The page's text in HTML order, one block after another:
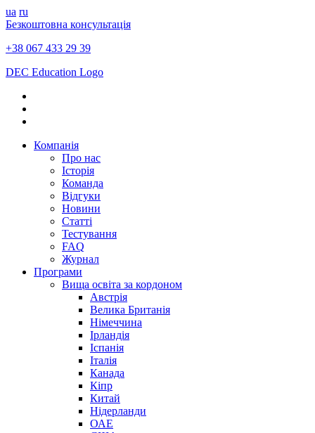
ua ru
Безкоштовна консультація
+38 067 433 29 39
DEC Education Logo
Компанія
Про нас
Історія
Команда
Відгуки
Новини
Статті
Тестування
FAQ
Журнал
Програми
Вища освіта за кордоном
Австрія
Велика Британія
Німеччина
Ірландія
Іспанія
Італія
Канада
Кіпр
Китай
Нідерланди
ОАЕ